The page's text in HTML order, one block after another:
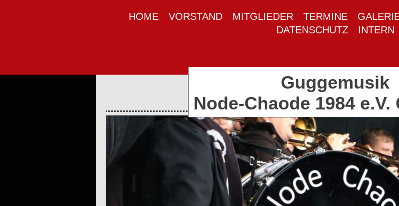
HOME VORSTAND MITGLIEDER TERMINE
DATENSCHUTZ
INTERN
Guggemusik
Node-Chaode 1984 e.V.